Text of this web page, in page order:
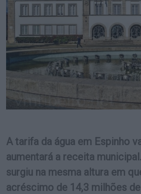
A tarifa da água em Espinho
aumentará a receita
surgiu na mesma altura em
acréscimo de 14,3 milhões